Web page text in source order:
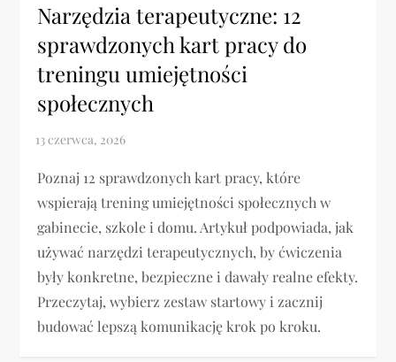
Narzędzia terapeutyczne: 12
sprawdzonych kart pracy do
treningu umiejętności
społecznych
Poznaj 12 sprawdzonych kart pracy, które
wspierają trening umiejętności społecznych w
gabinecie, szkole i domu. Artykuł podpowiada, jak
używać narzędzi terapeutycznych, by ćwiczenia
były konkretne, bezpieczne i dawały realne efekty.
Przeczytaj, wybierz zestaw startowy i zacznij
budować lepszą komunikację krok po kroku.